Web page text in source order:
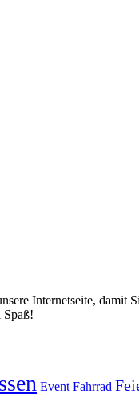
Internetseite,
Spaß!
Event Fahrrad